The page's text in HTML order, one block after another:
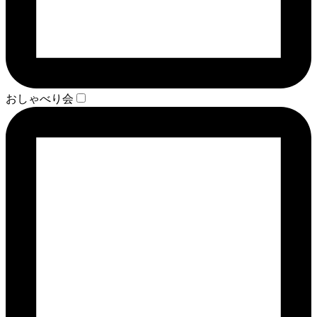
おしゃべり会